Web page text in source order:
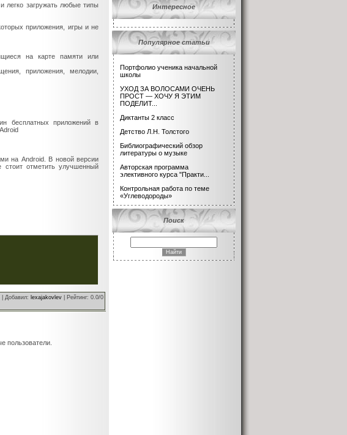
легко загружать любые типы
приложения, игры и не
на карте памяти или
приложения, мелодии,
бесплатных приложений в
на Android. В новой версии
отметить улучшенный
Добавил: lexajakovlev Рейтинг: 0.0/0
пользователи.
Интересное
Популярное статьи
Портфолио ученика начальной
школы
УХОД ЗА ВОЛОСАМИ ОЧЕНЬ
ПРОСТ — ХОЧУ Я ЭТИМ
ПОДЕЛИТ...
Диктанты 2 класс
Детство Л.Н. Толстого
Библиографический обзор
литературы о музыке
Авторская программа
элективного курса "Практи...
Контрольная работа по теме
«Углеводороды»
Поиск